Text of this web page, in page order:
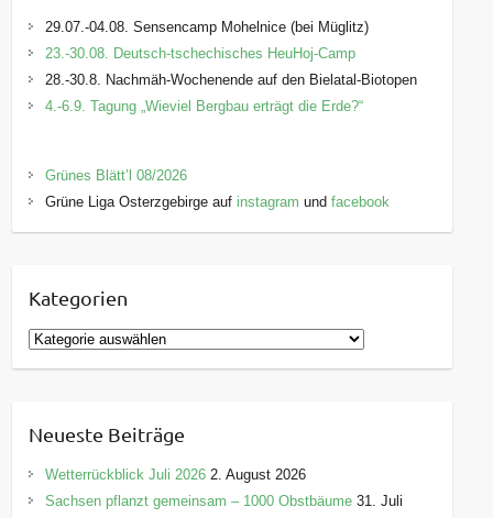
29.07.-04.08. Sensencamp Mohelnice (bei Müglitz)
23.-30.08. Deutsch-tschechisches HeuHoj-Camp
28.-30.8. Nachmäh-Wochenende auf den Bielatal-Biotopen
4.-6.9. Tagung „Wieviel Bergbau erträgt die Erde?“
Grünes Blätt’l 08/2026
Grüne Liga Osterzgebirge auf instagram undfacebook
Kategorien
K
a
g
o
r
Neueste Beiträge
Wetterrückblick Juli 2026 2. August 2026
Sachsen pflanzt gemeinsam – 1000 Obstbäume 31. Juli